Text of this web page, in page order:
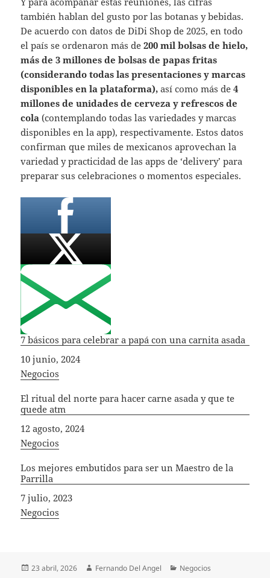
también hablan del gusto por las botanas y bebidas.
De acuerdo con datos de DiDi Shop de 2025, en todo
el país se ordenaron más de 200 mil bolsas de hielo,
más de 3 millones de bolsas de papas fritas
(considerando todas las presentaciones y marcas
disponibles en la plataforma),así como más de 4
millones de unidades de cerveza y refrescos de
cola (contemplando todas las variedades y marcas
disponibles en la app), respectivamente. Estos datos
confirman que miles de mexicanos aprovechan la
variedad y practicidad de las apps de ‘delivery’ para
preparar sus celebraciones o momentos especiales.
7 básicos para celebrar a papá con una carnita asada
Fecha
10 junio, 2024
In relation to
Negocios
El ritual del norte para hacer carne asada y que te
quede atm
Fecha
12 agosto, 2024
In relation to
Negocios
Los mejores embutidos para ser un Maestro de la
Parrilla
Fecha
7 julio, 2023
In relation to
Negocios
Publicado
23 abril, 2026 Autor
Fernando Del Angel Categorías
Negocios